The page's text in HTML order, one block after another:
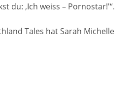
du: ‚Ich weiss – Pornostar!'“.
Tales hat Sarah Michelle